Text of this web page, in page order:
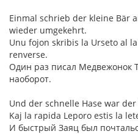
Einmal schrieb der kleine Bär
wieder umgekehrt.
Unu fojon skribis la Urseto al
renverse.
Один раз писал Медвежонок
наоборот.
Und der schnelle Hase war
Kaj la rapida Leporo estis la
И быстрый Заяц был